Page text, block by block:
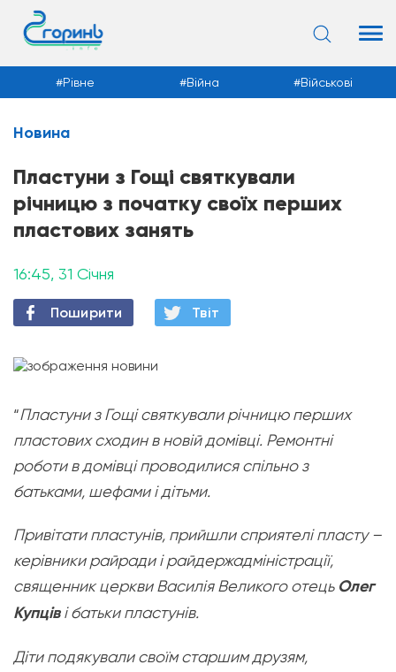
Новини
Рівне Війна Військові
Новина
Пластуни з Гощі святкували
річницю з початку своїх перших
пластових занять
16:45, 31 Січня
Поширити Твiт
“Пластуни з Гощі святкували річницю перших
пластових сходин в новій домівці. Ремонтні
роботи в домівці проводилися спільно з
батьками, шефами і дітьми.
Привітати пластунів, прийшли сприятелі пласту –
керівники райради і райдержадміністрації,
священник церкви Василія Великого отець Олег
Купціві батьки пластунів.
Діти подякували своїм старшим друзям,